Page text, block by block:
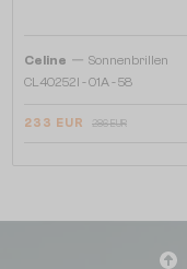
Celine — Sonnenbrillen
CL40252I - 01A - 58
233 EUR 286 EUR